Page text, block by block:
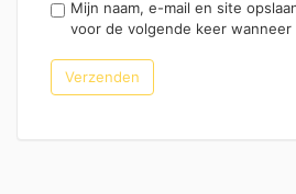
Mijn naam, e-mail en site
voor de volgende keer